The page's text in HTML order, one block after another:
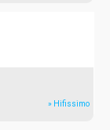
» Hifissimo